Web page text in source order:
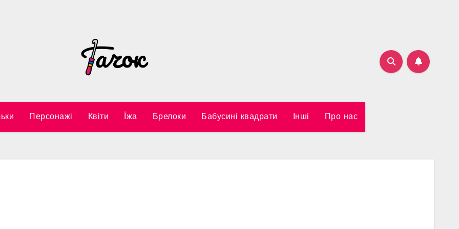
Персонажі Квіти Їжа Брелоки Бабусині квадрати Інші Про нас